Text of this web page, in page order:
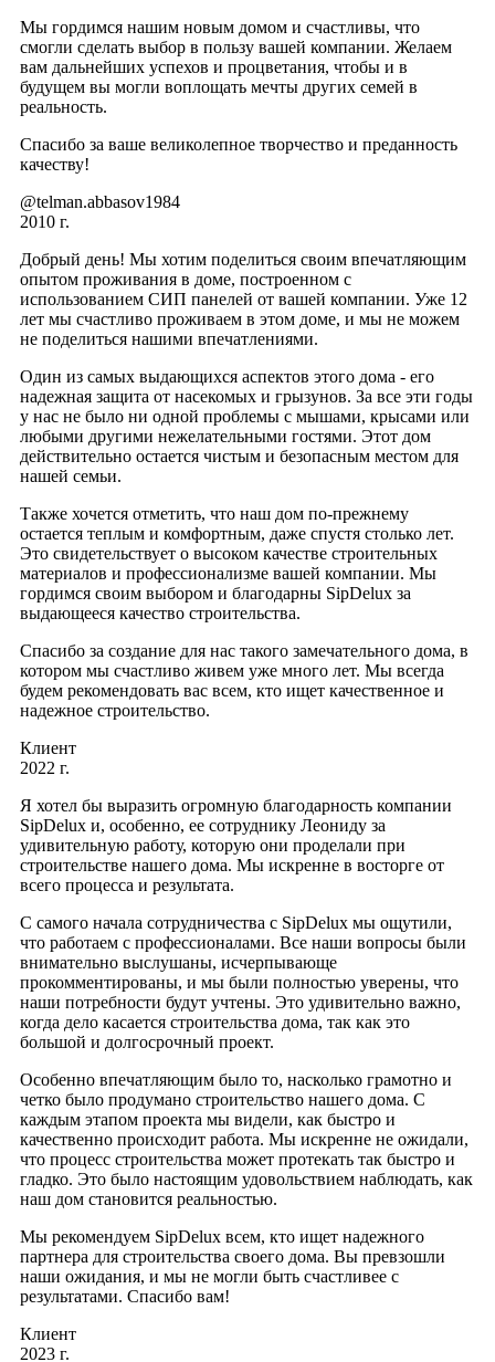
Мы гордимся нашим новым домом и счастливы, что
смогли сделать выбор в пользу вашей компании. Желаем
вам дальнейших успехов и процветания, чтобы и в
будущем вы могли воплощать мечты других семей в
реальность.
Спасибо за ваше великолепное творчество и преданность
качеству!
@telman.abbasov1984
2010 г.
Добрый день! Мы хотим поделиться своим впечатляющим
опытом проживания в доме, построенном с
использованием СИП панелей от вашей компании. Уже 12
лет мы счастливо проживаем в этом доме, и мы не можем
не поделиться нашими впечатлениями.
Один из самых выдающихся аспектов этого дома - его
надежная защита от насекомых и грызунов. За все эти годы
у нас не было ни одной проблемы с мышами, крысами или
любыми другими нежелательными гостями. Этот дом
действительно остается чистым и безопасным местом для
нашей семьи.
Также хочется отметить, что наш дом по-прежнему
остается теплым и комфортным, даже спустя столько лет.
Это свидетельствует о высоком качестве строительных
материалов и профессионализме вашей компании. Мы
гордимся своим выбором и благодарны SipDelux за
выдающееся качество строительства.
Спасибо за создание для нас такого замечательного дома, в
котором мы счастливо живем уже много лет. Мы всегда
будем рекомендовать вас всем, кто ищет качественное и
надежное строительство.
Клиент
2022 г.
Я хотел бы выразить огромную благодарность компании
SipDelux и, особенно, ее сотруднику Леониду за
удивительную работу, которую они проделали при
строительстве нашего дома. Мы искренне в восторге от
всего процесса и результата.
С самого начала сотрудничества с SipDelux мы ощутили,
что работаем с профессионалами. Все наши вопросы были
внимательно выслушаны, исчерпывающе
прокомментированы, и мы были полностью уверены, что
наши потребности будут учтены. Это удивительно важно,
когда дело касается строительства дома, так как это
большой и долгосрочный проект.
Особенно впечатляющим было то, насколько грамотно и
четко было продумано строительство нашего дома. С
каждым этапом проекта мы видели, как быстро и
качественно происходит работа. Мы искренне не ожидали,
что процесс строительства может протекать так быстро и
гладко. Это было настоящим удовольствием наблюдать, как
наш дом становится реальностью.
Мы рекомендуем SipDelux всем, кто ищет надежного
партнера для строительства своего дома. Вы превзошли
наши ожидания, и мы не могли быть счастливее с
результатами. Спасибо вам!
Клиент
2023 г.